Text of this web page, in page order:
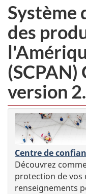
Système
des
(SCPAN)
version
Centre de
Découvrez
protection de vos
renseignements